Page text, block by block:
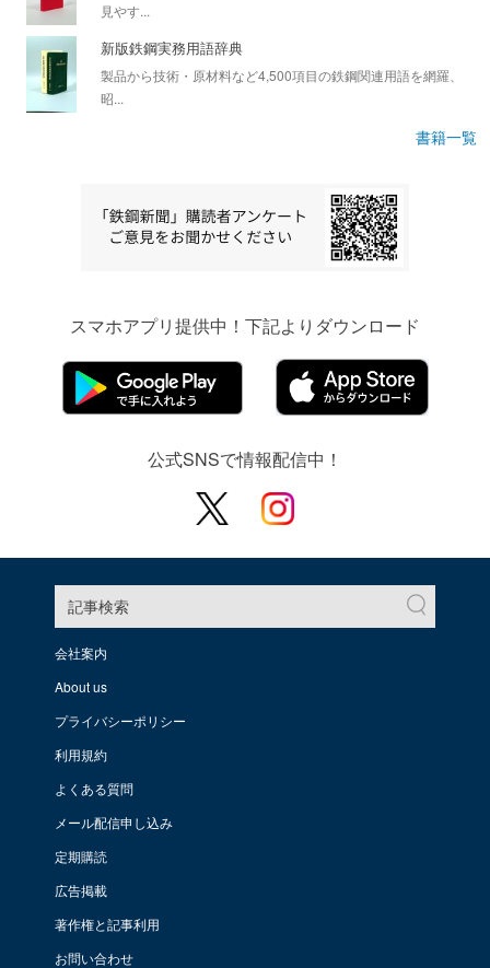
見やす...
新版鉄鋼実務用語辞典
製品から技術・原材料など4,500項目の鉄鋼関連用語を網羅、
昭...
書籍一覧
スマホアプリ提供中！下記よりダウンロード
公式SNSで情報配信中！
記事検索
会社案内
About us
プライバシーポリシー
利用規約
よくある質問
メール配信申し込み
定期購読
広告掲載
著作権と記事利用
お問い合わせ